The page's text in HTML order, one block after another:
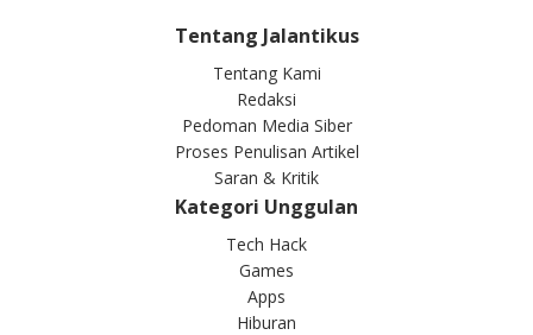
Tentang Jalantikus
Tentang Kami
Redaksi
Pedoman Media Siber
Proses Penulisan Artikel
Saran & Kritik
Kategori Unggulan
Tech Hack
Games
Apps
Hiburan